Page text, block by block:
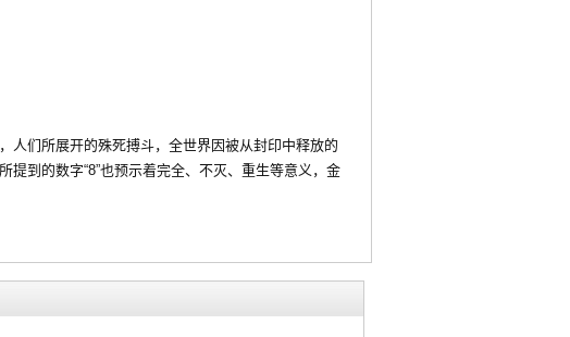
们所展开的殊死搏斗，全世界因被从封印中释放的
提到的数字“8”也预示着完全、不灭、重生等意义，金